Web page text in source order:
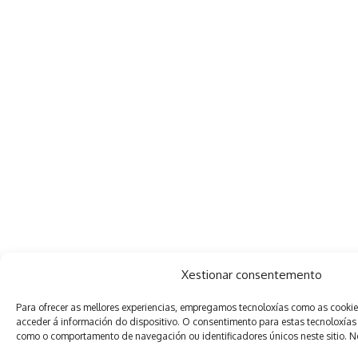
Xestionar consentemento
Para ofrecer as mellores experiencias, empregamos tecnoloxías como as
acceder á información do dispositivo. O consentimento para estas
como o comportamento de navegación ou identificadores únicos neste sitio.